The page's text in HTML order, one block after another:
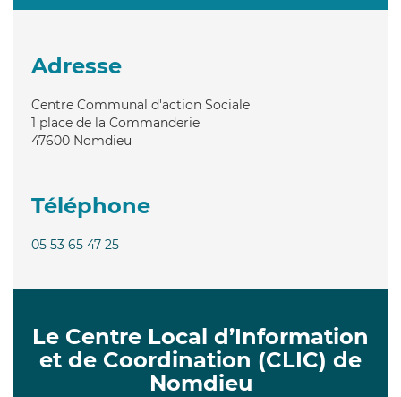
Adresse
Centre Communal d'action Sociale
1 place de la Commanderie
47600 Nomdieu
Téléphone
05 53 65 47 25
Le Centre Local d’Information
et de Coordination (CLIC) de
Nomdieu